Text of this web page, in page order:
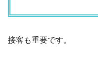
接客も重要です。